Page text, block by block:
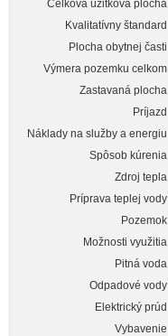
Celková úžitková plocha
Kvalitatívny štandard
Plocha obytnej časti
Výmera pozemku celkom
Zastavaná plocha
Príjazd
Náklady na služby a energiu
Spôsob kúrenia
Zdroj tepla
Príprava teplej vody
Pozemok
Možnosti využitia
Pitná voda
Odpadové vody
Elektrický prúd
Vybavenie